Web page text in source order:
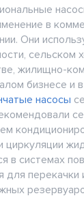
в
Они
сельском
жилищно-
бизнесе и
насосы
циркуляции
в системах
для перекачки